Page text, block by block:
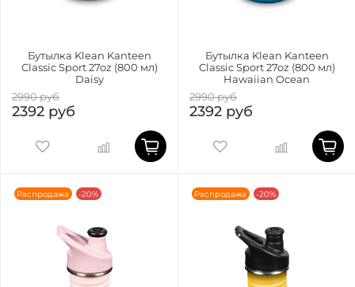
Бутылка Klean Kanteen
Classic Sport 27oz (800 мл)
Daisy
2990 руб
2392 руб
Бутылка Klean Kanteen
Classic Sport 27oz (800 мл)
Hawaiian Ocean
2990 руб
2392 руб
Распродажа -20% Распродажа -20%